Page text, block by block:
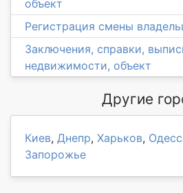
объект
Регистрация смены
Заключения, справки,
недвижимости, объект
Другие
Киев, Днепр, Харьков,
Запорожье